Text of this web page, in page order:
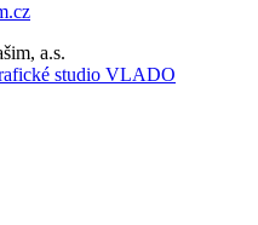
a.s.
studio VLADO